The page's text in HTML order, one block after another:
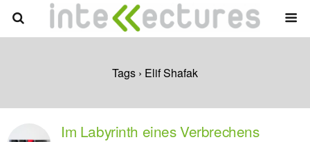
Tags › Elif Shafak
Im Labyrinth eines Verbrechens